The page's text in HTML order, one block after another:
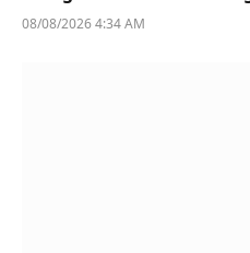
08/08/2026 4:34 AM